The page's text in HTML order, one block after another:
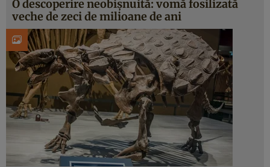
O descoperire neobișnuită: vomă fosilizată
veche de zeci de milioane de ani